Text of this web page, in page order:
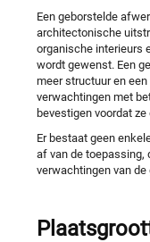
Een geborstelde
architectonische
organische interieurs
wordt gewenst. Een
meer structuur en
verwachtingen met
bevestigen voordat
Er bestaat geen
af van de toepassing,
verwachtingen van de